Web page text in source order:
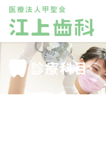
TOP
当院について
診療時間・方針
スタッフ紹介
院内紹介
診療科目